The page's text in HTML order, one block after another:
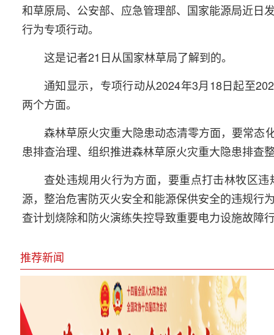
和草原局、公安部、应急管理部、国家能源局近日
行为专项行动。
这是记者21日从国家林草局了解到的。
通知显示，专项行动从2024年3月18日起至
两个方面。
森林草原火灾重大隐患动态清零方面，要常态
患排查治理、组织推进森林草原火灾重大隐患排查
查处违规用火行为方面，要重点打击林牧区
源，整治危害防灭火安全和能源保供安全的违规行
查计划烧除和防火演练失控导致重要电力设施故障
推荐新闻